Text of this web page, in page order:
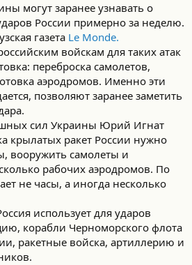
могут заранее узнавать о
России примерно за неделю.
газета Le Monde.
войскам для таких атак
переброска самолетов,
аэродромов. Именно эти
позволяют заранее заметить
сил Украины Юрий Игнат
крылатых ракет России нужно
вооружить самолеты и
рабочих аэродромов. По
не часы, а иногда несколько
использует для ударов
корабли Черноморского флота
ракетные войска, артиллерию и